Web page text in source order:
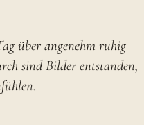
über angenehm ruhig
sind Bilder entstanden,